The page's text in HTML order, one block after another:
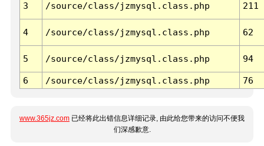
3 /source/class/jzmysql.class.php 211
4 /source/class/jzmysql.class.php 62
5 /source/class/jzmysql.class.php 94
6 /source/class/jzmysql.class.php 76
www.365jz.com 已经将此出错信息详细记录, 由此给您带来的访问不便我
们深感歉意.